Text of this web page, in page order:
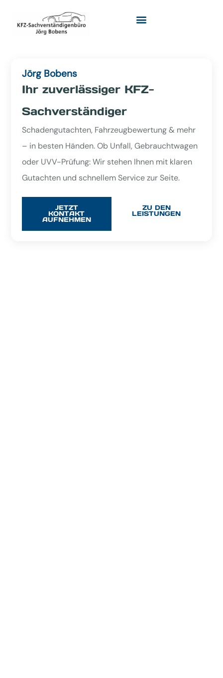
Jörg Bobens
Ihr zuverlässiger KFZ-
Sachverständiger
Schadengutachten, Fahrzeugbewertung & mehr
– in besten Händen. Ob Unfall, Gebrauchtwagen
oder UVV-Prüfung: Wir stehen Ihnen mit klaren
Gutachten und schnellem Service zur Seite.
JETZT
KONTAKT
AUFNEHMEN
ZU DEN
LEISTUNGEN